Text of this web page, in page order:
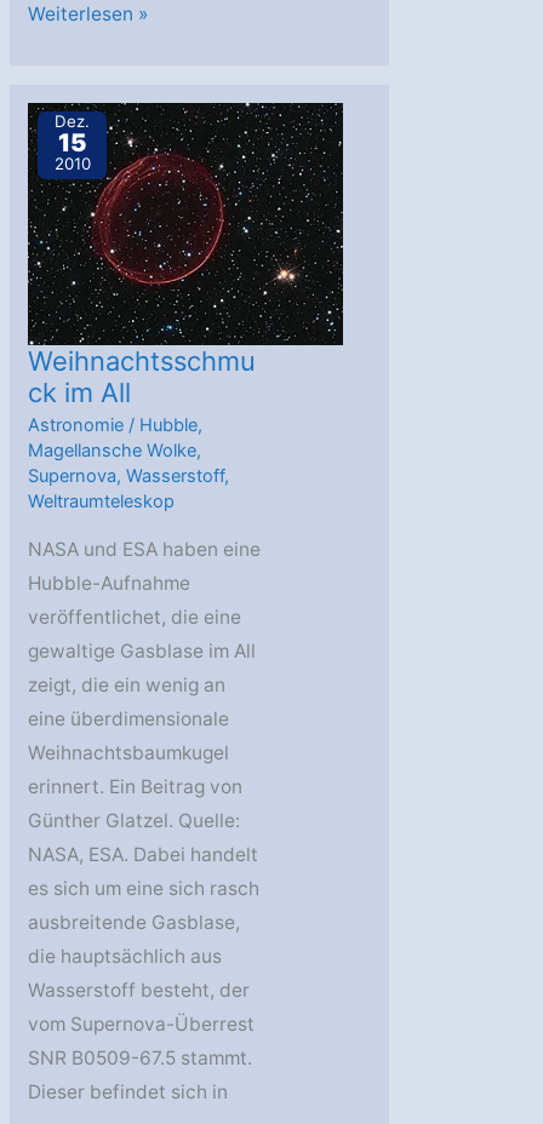
Der
NGC
371
Weiterlesen »
Dez.
15
2010
Weihnachtsschmu
ck im All
Astronomie / Hubble,
Magellansche Wolke,
Supernova,Wasserstoff,
Weltraumteleskop
NASA und ESA haben eine
Hubble-Aufnahme
veröffentlichet, die eine
gewaltige Gasblase im All
zeigt, die ein wenig an
eine überdimensionale
Weihnachtsbaumkugel
erinnert. Ein Beitrag von
Günther Glatzel. Quelle:
NASA, ESA. Dabei handelt
es sich um eine sich rasch
ausbreitende Gasblase,
die hauptsächlich aus
Wasserstoff besteht, der
vom Supernova-Überrest
SNR B0509-67.5 stammt.
Dieser befindet sich in